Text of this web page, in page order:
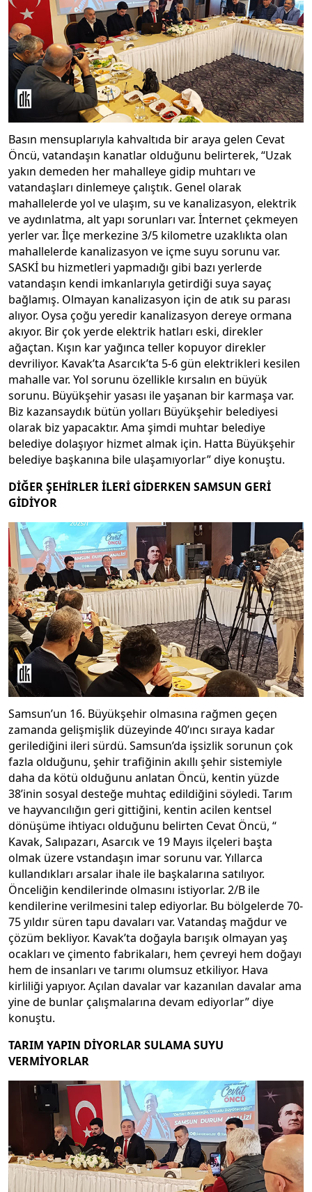
Basın mensuplarıyla kahvaltıda bir araya gelen Cevat
Öncü, vatandaşın kanatlar olduğunu belirterek, “Uzak
yakın demeden her mahalleye gidip muhtarı ve
vatandaşları dinlemeye çalıştık. Genel olarak
mahallelerde yol ve ulaşım, su ve kanalizasyon, elektrik
ve aydınlatma, alt yapı sorunları var. İnternet çekmeyen
yerler var. İlçe merkezine 3/5 kilometre uzaklıkta olan
mahallelerde kanalizasyon ve içme suyu sorunu var.
SASKİ bu hizmetleri yapmadığı gibi bazı yerlerde
vatandaşın kendi imkanlarıyla getirdiği suya sayaç
bağlamış. Olmayan kanalizasyon için de atık su parası
alıyor. Oysa çoğu yeredir kanalizasyon dereye ormana
akıyor. Bir çok yerde elektrik hatları eski, direkler
ağaçtan. Kışın kar yağınca teller kopuyor direkler
devriliyor. Kavak’ta Asarcık’ta 5-6 gün elektrikleri kesilen
mahalle var. Yol sorunu özellikle kırsalın en büyük
sorunu. Büyükşehir yasası ile yaşanan bir karmaşa var.
Biz kazansaydık bütün yolları Büyükşehir belediyesi
olarak biz yapacaktır. Ama şimdi muhtar belediye
belediye dolaşıyor hizmet almak için. Hatta Büyükşehir
belediye başkanına bile ulaşamıyorlar” diye konuştu.
DİĞER ŞEHİRLER İLERİ GİDERKEN SAMSUN GERİ
GİDİYOR
Samsun’un 16. Büyükşehir olmasına rağmen geçen
zamanda gelişmişlik düzeyinde 40’ıncı sıraya kadar
gerilediğini ileri sürdü. Samsun’da işsizlik sorunun çok
fazla olduğunu, şehir trafiğinin akıllı şehir sistemiyle
daha da kötü olduğunu anlatan Öncü, kentin yüzde
38’inin sosyal desteğe muhtaç edildiğini söyledi. Tarım
ve hayvancılığın geri gittiğini, kentin acilen kentsel
dönüşüme ihtiyacı olduğunu belirten Cevat Öncü, “
Kavak, Salıpazarı, Asarcık ve 19 Mayıs ilçeleri başta
olmak üzere vstandaşın imar sorunu var. Yıllarca
kullandıkları arsalar ihale ile başkalarına satılıyor.
Önceliğin kendilerinde olmasını istiyorlar. 2/B ile
kendilerine verilmesini talep ediyorlar. Bu bölgelerde 70-
75 yıldır süren tapu davaları var. Vatandaş mağdur ve
çözüm bekliyor. Kavak’ta doğayla barışık olmayan yaş
ocakları ve çimento fabrikaları, hem çevreyi hem doğayı
hem de insanları ve tarımı olumsuz etkiliyor. Hava
kirliliği yapıyor. Açılan davalar var kazanılan davalar ama
yine de bunlar çalışmalarına devam ediyorlar” diye
konuştu.
TARIM YAPIN DİYORLAR SULAMA SUYU
VERMİYORLAR